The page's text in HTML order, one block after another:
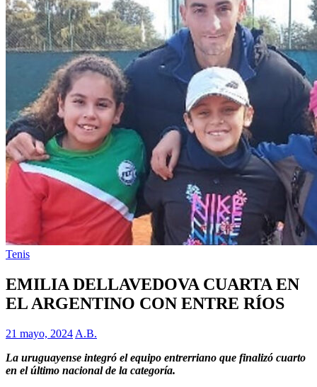
Tenis
EMILIA DELLAVEDOVA CUARTA EN
EL ARGENTINO CON ENTRE RÍOS
21 mayo, 2024 A.B.
La uruguayense integró el equipo entrerriano que finalizó cuarto
en el último nacional de la categoría.